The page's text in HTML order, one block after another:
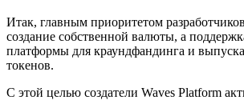
Итак, главным приоритетом
создание собственной валюты, а
платформы для краундфандинга и выпуска
токенов.
С этой целью создатели Waves Platform